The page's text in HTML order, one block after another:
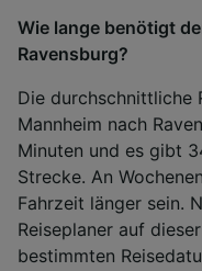
Wie lange benötigt
Ravensburg?
Die durchschnittliche
Mannheim nach
Minuten und es gibt
Strecke. An
Fahrzeit länger sein.
Reiseplaner auf
bestimmten